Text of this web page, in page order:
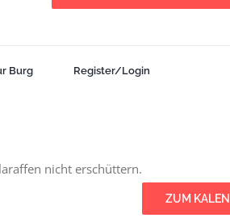
Burg Register/Login
nicht erschüttern.
ZUM